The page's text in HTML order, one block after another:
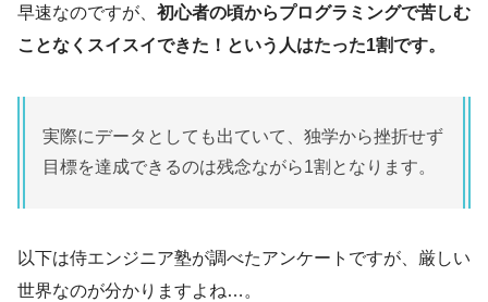
早速なのですが、 初心者の頃からプログラミングで苦しむ
ことなくスイスイできた！という人はたった1割です。
実際にデータとしても出ていて、独学から挫折せず
目標を達成できるのは残念ながら1割となります。
以下は侍エンジニア塾が調べたアンケートですが、厳しい
世界なのが分かりますよね…。